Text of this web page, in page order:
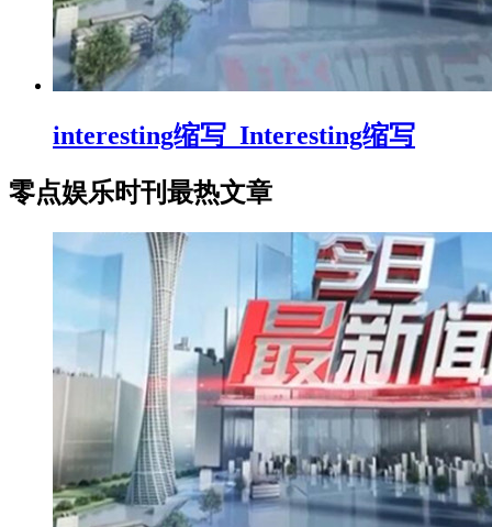
interesting缩写_Interesting缩写
零点娱乐时刊最热文章